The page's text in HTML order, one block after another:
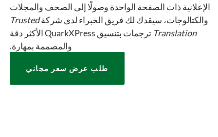
الإعلانية ذات الصفحة الواحدة وصولًا إلى الصحف والمجلات
والكتالوجات، سيقدك لك فريق الخبراء لدى شركةTrusted
Translation
ترجمات بتنسيق QuarkXPress الأكثر دقة
والمصممة بمهارة.
طلب عرض سعر مجاني